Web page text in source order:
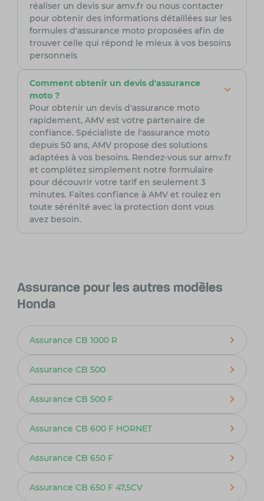
réaliser un devis sur amv.fr ou nous contacter
pour obtenir des informations détaillées sur les
formules d'assurance moto proposées afin de
trouver celle qui répond le mieux à vos besoins
personnels
Comment obtenir un devis d'assurance
moto ?
Pour obtenir un devis d'assurance moto
rapidement, AMV est votre partenaire de
confiance. Spécialiste de l'assurance moto
depuis 50 ans, AMV propose des solutions
adaptées à vos besoins. Rendez-vous sur amv.fr
et complétez simplement notre formulaire
pour découvrir votre tarif en seulement 3
minutes. Faites confiance à AMV et roulez en
toute sérénité avec la protection dont vous
avez besoin.
Assurance pour les autres modèles
Honda
Assurance CB 1000 R
Assurance CB 500
Assurance CB 500 F
Assurance CB 600 F HORNET
Assurance CB 650 F
Assurance CB 650 F 47,5CV